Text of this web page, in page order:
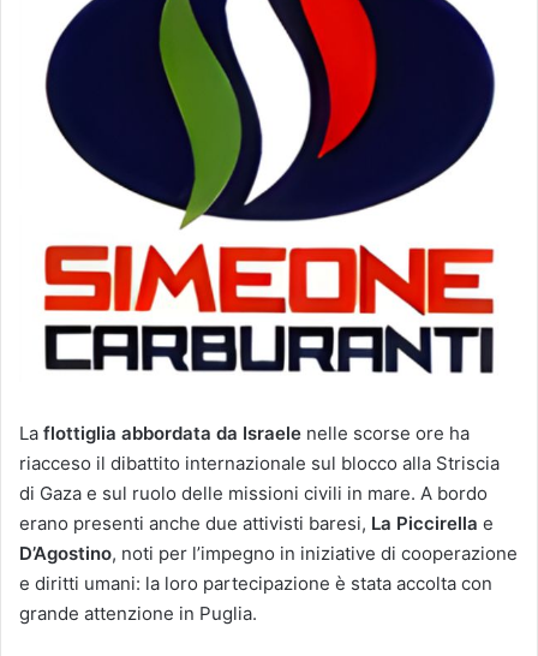
La flottiglia abbordata da Israele nelle scorse ore ha
riacceso il dibattito internazionale sul blocco alla Striscia
di Gaza e sul ruolo delle missioni civili in mare. A bordo
erano presenti anche due attivisti baresi, La Piccirella e
D’Agostino, noti per l’impegno in iniziative di cooperazione
e diritti umani: la loro partecipazione è stata accolta con
grande attenzione in Puglia.